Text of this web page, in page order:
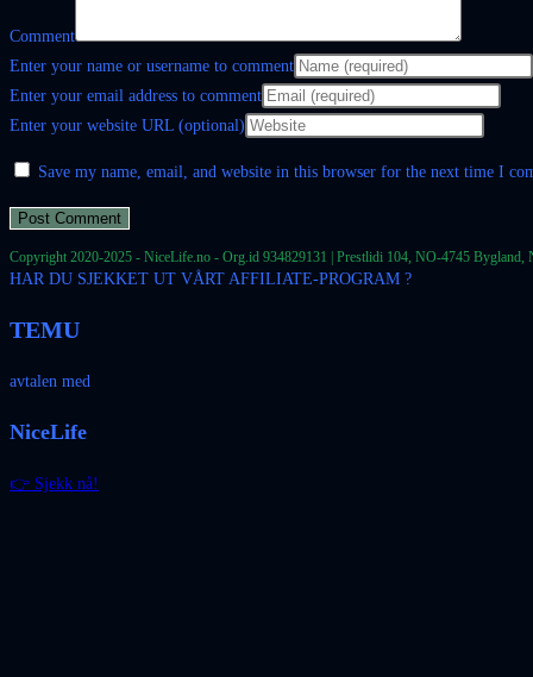
Comment
Enter your name or username to comment
Enter your email address to comment
Enter your website URL (optional)
Save my name, email, and website in this browser for the next time I
Copyright 2020-2025 - NiceLife.no - Org.id 934829131 | Prestlidi 104, NO-4745
HAR DU SJEKKET UT VÅRT AFFILIATE-PROGRAM ?
TEMU
avtalen med
NiceLife
👉 Sjekk nå!